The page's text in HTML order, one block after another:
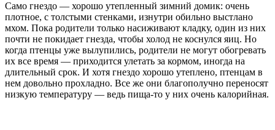
Само гнездо — хорошо утепленный зимний домик: очень
плотное, с толстыми стенками, изнутри обильно выстлано
мхом. Пока родители только насиживают кладку, один из них
почти не покидает гнезда, чтобы холод не коснулся яиц. Но
когда птенцы уже вылупились, родители не могут обогревать
их все время — приходится улетать за кормом, иногда на
длительный срок. И хотя гнездо хорошо утеплено, птенцам в
нем довольно прохладно. Все же они благополучно переносят
низкую температуру — ведь пища-то у них очень калорийная.